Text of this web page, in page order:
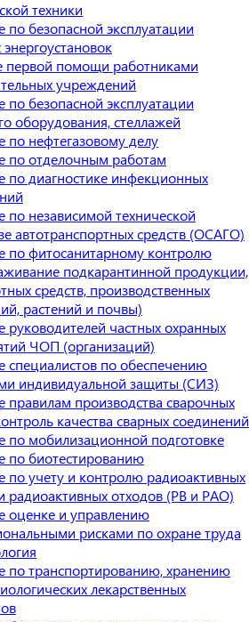
техники
по безопасной эксплуатации
первой помощи работниками
учреждений
по безопасной эксплуатации
оборудования, стеллажей
по нефтегазовому делу
по отделочным работам
по диагностике инфекционных
по независимой технической
автотранспортных средств (ОСАГО)
по фитосанитарному контролю
подкарантинной продукции,
средств, производственных
растений и почвы)
руководителей частных охранных
ЧОП (организаций)
специалистов по обеспечению
индивидуальной защиты (СИЗ)
правилам производства сварочных
качества сварных соединений
по мобилизационной подготовке
по биотестированию
по учету и контролю радиоактивных
радиоактивных отходов (РВ и РАО)
оценке и управлению
рисками по охране труда
по транспортированию, хранению
лекарственных